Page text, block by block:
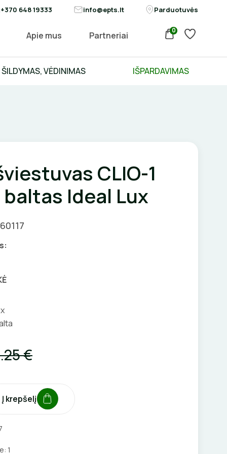
+370 648 19333 info@epts.lt Parduotuvės
Apie mus Partneriai 0
ŠILDYMAS, VĖDINIMAS IŠPARDAVIMAS
CLIO-1
Ideal Lux
€
Į krepšelį
1